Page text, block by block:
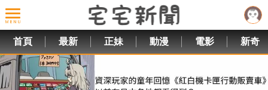
首頁 最新 正妹 動漫 電影 新奇